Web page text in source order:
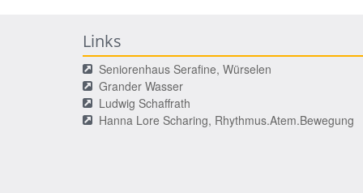
Links
Seniorenhaus Serafine, Würselen
Grander Wasser
Ludwig Schaffrath
Hanna Lore Scharing, Rhythmus.Atem.Bewegung